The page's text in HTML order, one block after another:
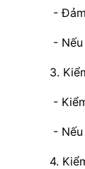
-
-
3.
-
-
4.